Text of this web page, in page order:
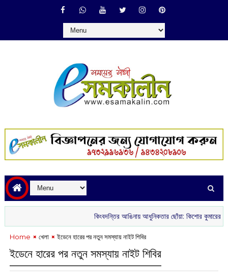
কিংবদন্তির আঙিনায় আধুনিকতার ছোঁয়া: কিশোর কুমারের ‘গৌরী
Home খেলা ইডেনে হারের পর নতুন সমস্যায় নাইট শিবির
ইডেনে হারের পর নতুন সমস্যায় নাইট শিবির